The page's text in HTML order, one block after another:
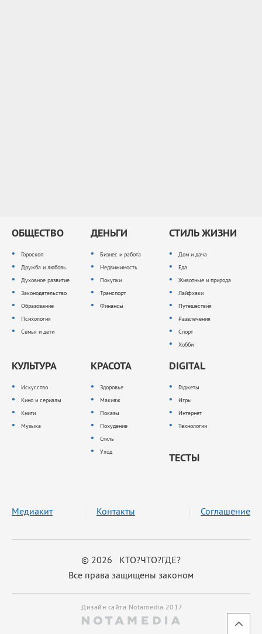
ОБЩЕСТВО
Гороскоп
Дружба и любовь
Духовное развитие
Законодательство
Образование
Психология
Семья и дети
ДЕНЬГИ
Бизнес и работа
Недвижимость
Покупки
Транспорт
Финансы
СТИЛЬ ЖИЗНИ
Дом и дача
Еда
Животные и природа
Лайфхаки
Путешествия
Развлечения
Спорт
Хобби
КУЛЬТУРА
Искусство
Кино и сериалы
Книги
Музыка
КРАСОТА
Здоровье
Макияж
Показы
Похудение
Стиль
Уход
DIGITAL
Гаджеты
Игры
Интернет
Технологии
ТЕСТЫ
© 2026 КТО?ЧТО?ГДЕ?
Все права защищены законом
Медиакит Контакты Соглашение
Дизайн сайта Notamedia 2017